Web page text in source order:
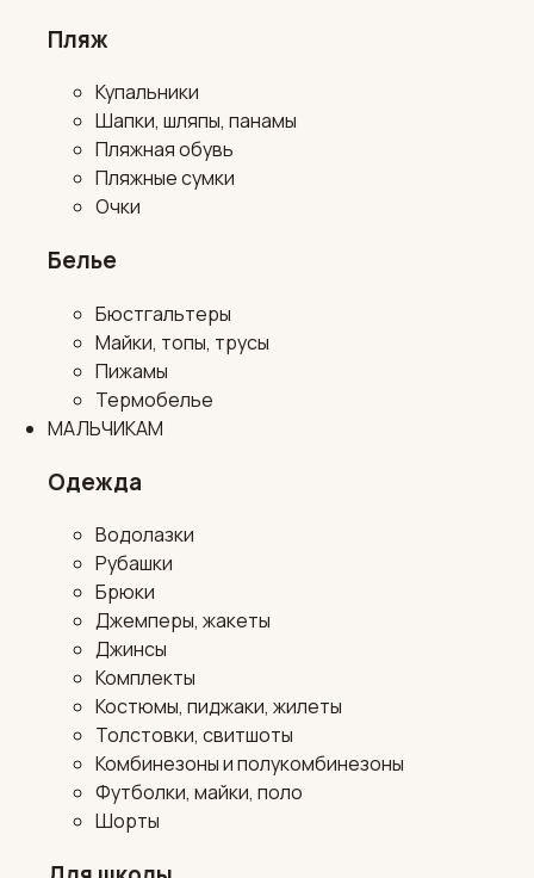
Пляж
Купальники
Шапки, шляпы, панамы
Пляжная обувь
Пляжные сумки
Очки
Белье
Бюстгальтеры
Майки, топы, трусы
Пижамы
Термобелье
МАЛЬЧИКАМ
Одежда
Водолазки
Рубашки
Брюки
Джемперы, жакеты
Джинсы
Комплекты
Костюмы, пиджаки, жилеты
Толстовки, свитшоты
Комбинезоны и полукомбинезоны
Футболки, майки, поло
Шорты